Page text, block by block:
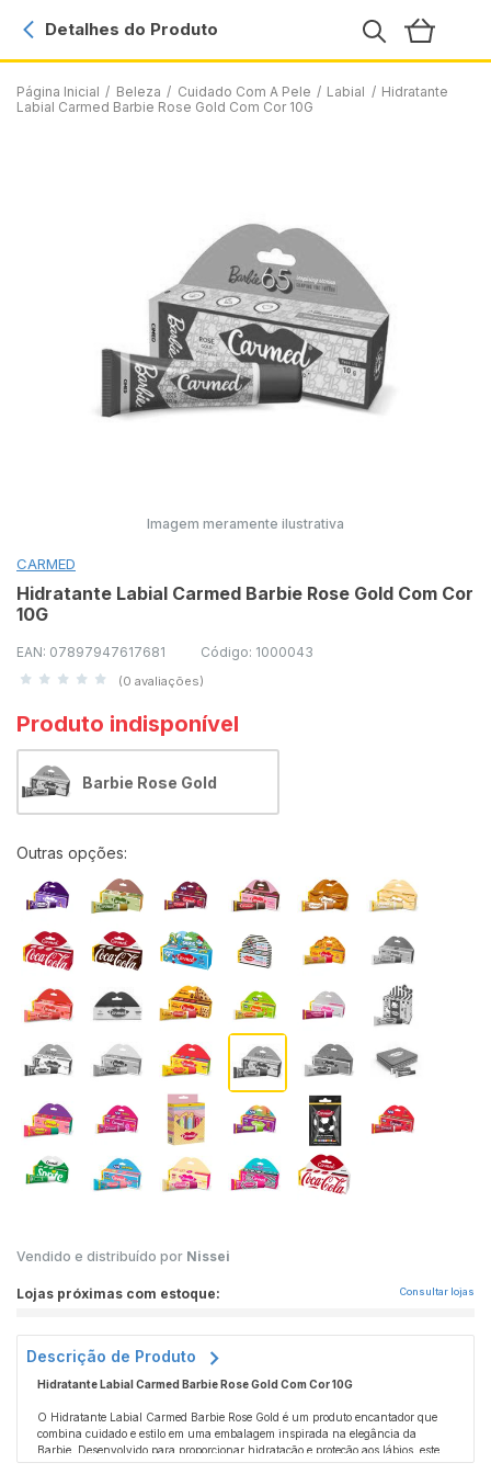
Página Inicial / Beleza / Cuidado Com A Pele / Labial / Hidratante
Labial Carmed Barbie Rose Gold Com Cor 10G
Detalhes do Produto
Imagem meramente ilustrativa
CARMED
Hidratante Labial Carmed Barbie Rose Gold Com Cor
10G
EAN: 07897947617681 Código: 1000043
(0 avaliações)
Produto indisponível
Barbie Rose Gold
Outras opções:
Vendido e distribuído por Nissei
Lojas próximas com estoque: Consultar lojas
Descrição de Produto
Hidratante Labial Carmed Barbie Rose Gold Com Cor 10G
O Hidratante Labial Carmed Barbie Rose Gold é um produto encantador que
combina cuidado e estilo em uma embalagem inspirada na elegância da
Barbie. Desenvolvido para proporcionar hidratação e proteção aos lábios, este
hidratante labial apresenta uma fórmula suave enriquecida com ingredientes